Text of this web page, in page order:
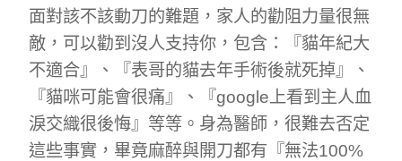
面對該不該動刀的難題，家人的勸阻力量很無
敵，可以勸到沒人支持你，包含：『貓年紀大
不適合』、『表哥的貓去年手術後就死掉』、
『貓咪可能會很痛』、『google上看到主人血
淚交織很後悔』等等。身為醫師，很難去否定
這些事實，畢竟麻醉與開刀都有『無法100%